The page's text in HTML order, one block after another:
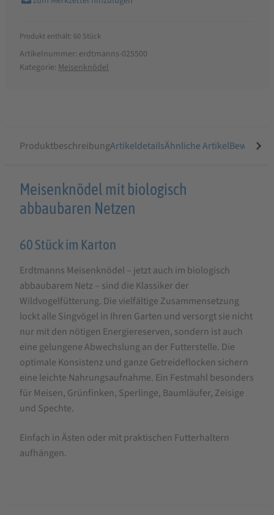
Produkt enthält: 60 Stück
Artikelnummer: erdtmanns-025500
Kategorie: Meisenknödel
ProduktbeschreibungArtikeldetailsÄhnliche Artikel
Produktbeschreibung
für
60
Meisenknödel
mit
biologisch
abbaubaren
Netzen
Meisenknödel mit biologisch
abbaubaren Netzen
60 Stück im Karton
Erdtmanns Meisenknödel – jetzt auch im biologisch
abbaubarem Netz – sind die Klassiker der
Wildvogelfütterung. Die vielfältige Zusammensetzung
lockt alle Singvögel in Ihren Garten und versorgt sie nicht
nur mit den nötigen Energiereserven, sondern ist auch
eine gelungene Abwechslung an der Futterstelle. Die
optimale Konsistenz und ganze Getreideflocken sichern
eine leichte Nahrungsaufnahme. Ein Festmahl besonders
für Meisen, Grünfinken, Sperlinge, Baumläufer, Zeisige
und Spechte.
Einfach in Ästen oder mit praktischen Futterhaltern
aufhängen.